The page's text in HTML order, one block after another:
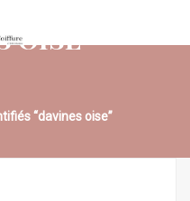
OISE
“davines oise”